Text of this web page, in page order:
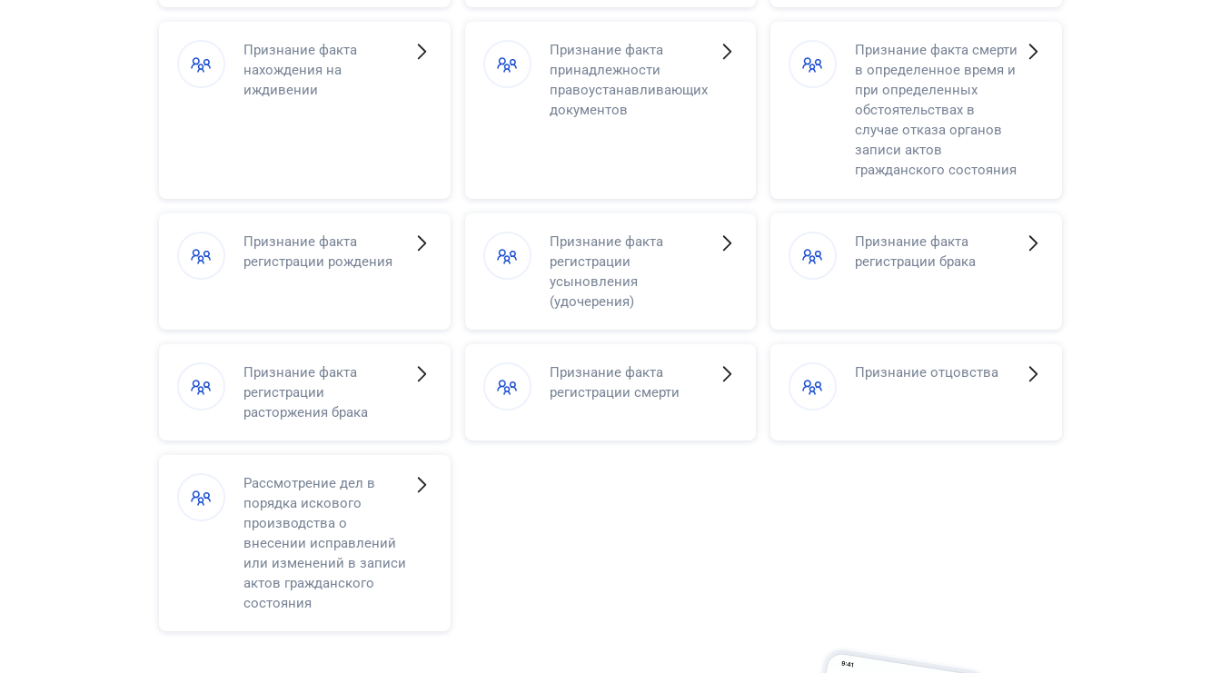
восемнадцати лет права
самостоятельно
распоряжаться своими
Признание факта
нахождения на
иждивении
Признание факта
принадлежности
правоустанавливающих
документов
Признание факта смерти
в определенное время и
при определенных
обстоятельствах в
случае отказа органов
записи актов
гражданского состояния
Признание факта
регистрации рождения
Признание факта
регистрации
усыновления
(удочерения)
Признание факта
регистрации брака
Признание факта
регистрации
расторжения брака
Признание факта
регистрации смерти
Признание отцовства
Рассмотрение дел в
порядка искового
производства о
внесении исправлений
или изменений в записи
актов гражданского
состояния